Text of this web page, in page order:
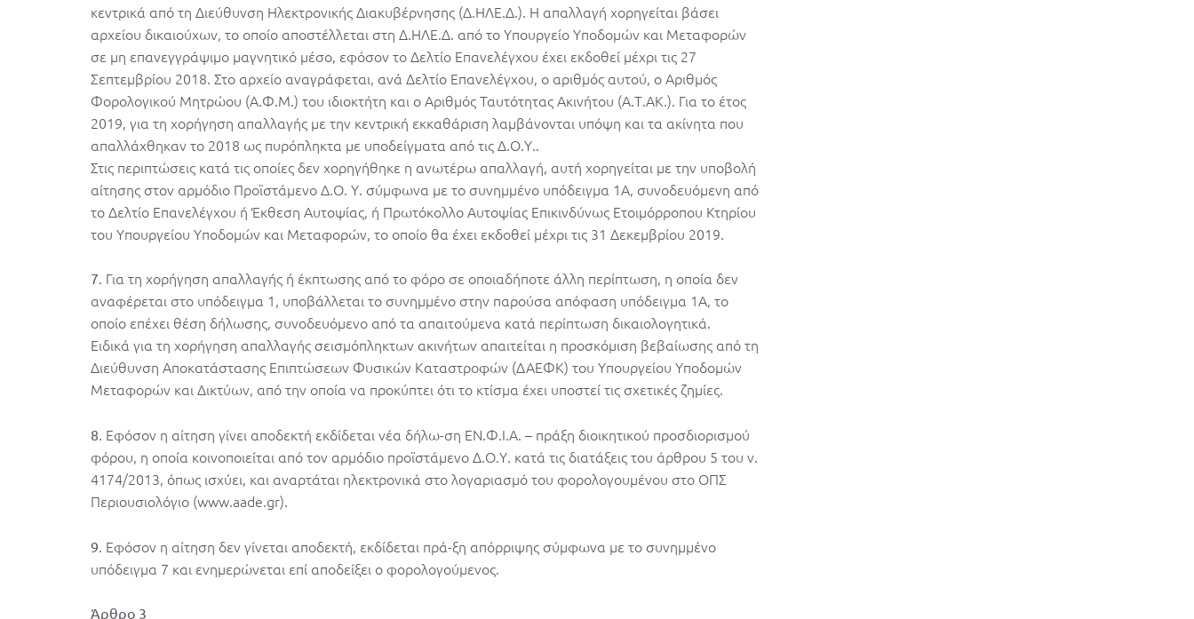
κεντρικά από τη Διεύθυνση Ηλεκτρονικής Διακυβέρνησης (Δ.ΗΛΕ.Δ.). Η απαλλαγή χορηγείται βάσει
αρχείου δικαιούχων, το οποίο αποστέλλεται στη Δ.ΗΛΕ.Δ. από το Υπουργείο Υποδομών και Μεταφορών
σε μη επανεγγράψιμο μαγνητικό μέσο, εφόσον το Δελτίο Επανελέγχου έχει εκδοθεί μέχρι τις 27
Σεπτεμβρίου 2018. Στο αρχείο αναγράφεται, ανά Δελτίο Επανελέγχου, ο αριθμός αυτού, ο Αριθμός
Φορολογικού Μητρώου (Α.Φ.Μ.) του ιδιοκτήτη και ο Αριθμός Ταυτότητας Ακινήτου (Α.Τ.ΑΚ.). Για το έτος
2019, για τη χορήγηση απαλλαγής με την κεντρική εκκαθάριση λαμβάνονται υπόψη και τα ακίνητα που
απαλλάχθηκαν το 2018 ως πυρόπληκτα με υποδείγματα από τις Δ.Ο.Υ..
Στις περιπτώσεις κατά τις οποίες δεν χορηγήθηκε η ανωτέρω απαλλαγή, αυτή χορηγείται με την υποβολή
αίτησης στον αρμόδιο Προϊστάμενο Δ.Ο. Υ. σύμφωνα με το συνημμένο υπόδειγμα 1Α, συνοδευόμενη από
το Δελτίο Επανελέγχου ή Έκθεση Αυτοψίας, ή Πρωτόκολλο Αυτοψίας Επικινδύνως Ετοιμόρροπου Κτηρίου
του Υπουργείου Υποδομών και Μεταφορών, το οποίο θα έχει εκδοθεί μέχρι τις 31 Δεκεμβρίου 2019.
7. Για τη χορήγηση απαλλαγής ή έκπτωσης από το φόρο σε οποιαδήποτε άλλη περίπτωση, η οποία δεν
αναφέρεται στο υπόδειγμα 1, υποβάλλεται το συνημμένο στην παρούσα απόφαση υπόδειγμα 1Α, το
οποίο επέχει θέση δήλωσης, συνοδευόμενο από τα απαιτούμενα κατά περίπτωση δικαιολογητικά.
Ειδικά για τη χορήγηση απαλλαγής σεισμόπληκτων ακινήτων απαιτείται η προσκόμιση βεβαίωσης από τη
Διεύθυνση Αποκατάστασης Επιπτώσεων Φυσικών Καταστροφών (ΔΑΕΦΚ) του Υπουργείου Υποδομών
Μεταφορών και Δικτύων, από την οποία να προκύπτει ότι το κτίσμα έχει υποστεί τις σχετικές ζημίες.
8. Εφόσον η αίτηση γίνει αποδεκτή εκδίδεται νέα δήλω-ση ΕΝ.Φ.I.A. – πράξη διοικητικού προσδιορισμού
φόρου, η οποία κοινοποιείται από τον αρμόδιο προϊστάμενο Δ.Ο.Υ. κατά τις διατάξεις του άρθρου 5 του ν.
4174/2013, όπως ισχύει, και αναρτάται ηλεκτρονικά στο λογαριασμό του φορολογουμένου στο ΟΠΣ
Περιουσιολόγιο (www.aade.gr).
9. Εφόσον η αίτηση δεν γίνεται αποδεκτή, εκδίδεται πρά-ξη απόρριψης σύμφωνα με το συνημμένο
υπόδειγμα 7 και ενημερώνεται επί αποδείξει ο φορολογούμενος.
Άρθρο 3